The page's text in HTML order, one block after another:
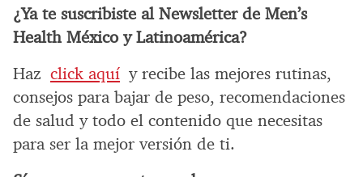
¿Ya te suscribiste al Newsletter de Men’s
Health México y Latinoamérica?
Haz click aquí y recibe las mejores rutinas,
consejos para bajar de peso, recomendaciones
de salud y todo el contenido que necesitas
para ser la mejor versión de ti.